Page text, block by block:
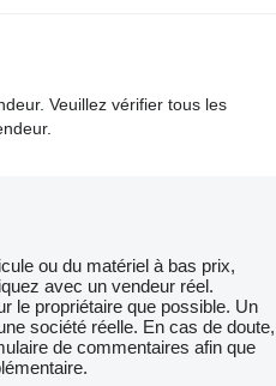
Veuillez vérifier tous les
ou du matériel à bas prix,
avec un vendeur réel.
le propriétaire que possible. Un
société réelle. En cas de doute,
de commentaires afin que